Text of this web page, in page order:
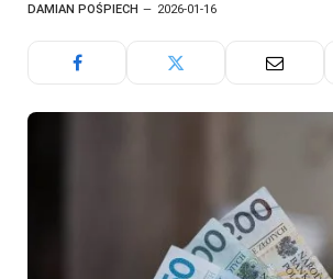
DAMIAN POŚPIECH 2026-01-16